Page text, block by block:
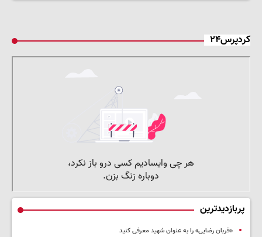
کردپرس۲۴
پربازدیدترین
«قربان رضایی» را به عنوان شهید معرفی کنید